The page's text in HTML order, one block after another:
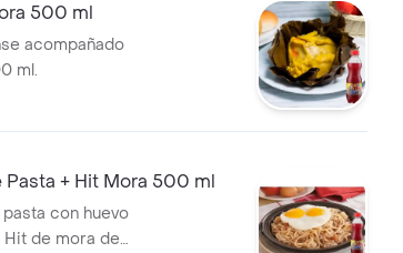
500 ml
acompañado
ml.
+ Hit Mora 500 ml
con huevo
de mora de